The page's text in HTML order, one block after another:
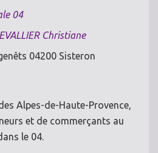
04
Christiane
04200 Sisteron
Alpes-de-Haute-Provence,
et de commerçants au
le 04.